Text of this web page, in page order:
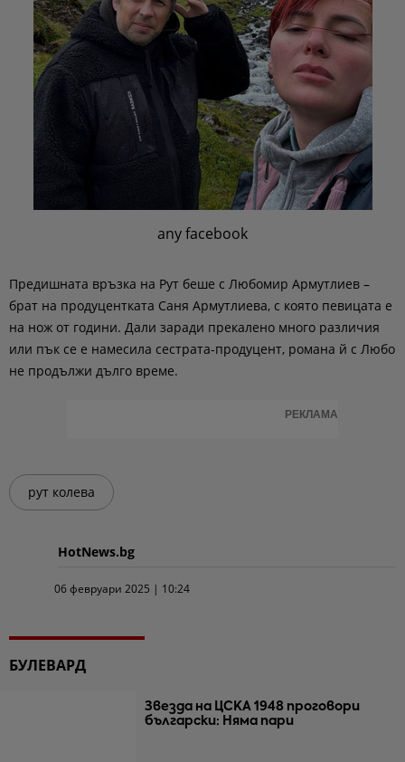
any facebook
Предишната връзка на Рут беше с Любомир Армутлиев –
брат на продуцентката Саня Армутлиева, с която певицата е
на нож от години. Дали заради прекалено много различия
или пък се е намесила сестрата-продуцент, романа й с Любо
не продължи дълго време.
РЕКЛАМА
рут колева
HotNews.bg
06 февруари 2025 | 10:24
БУЛЕВАРД
Звезда на ЦСКА 1948 проговори
български: Няма пари